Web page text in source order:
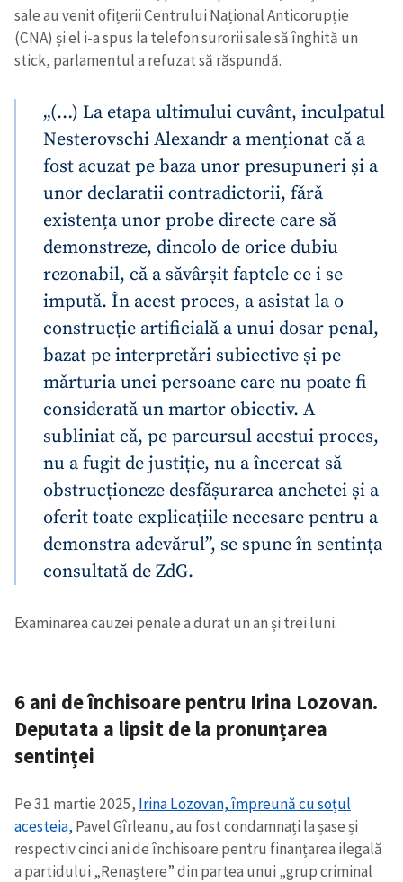
sale au venit ofițerii Centrului Național Anticorupție
(CNA) și el i-a spus la telefon surorii sale să înghită un
stick, parlamentul a refuzat să răspundă.
„(…) La etapa ultimului cuvânt, inculpatul
Nesterovschi Alexandr a menționat că a
fost acuzat pe baza unor presupuneri și a
unor declaratii contradictorii, fǎrǎ
existența unor probe directe care să
demonstreze, dincolo de orice dubiu
rezonabil, că a săvârșit faptele ce i se
impută. În acest proces, a asistat la o
construcție artificială a unui dosar penal,
bazat pe interpretǎri subiective și pe
mǎrturia unei persoane care nu poate fi
considerată un martor obiectiv. A
subliniat că, pe parcursul acestui proces,
nu a fugit de justiție, nu a încercat să
obstrucționeze desfășurarea anchetei și a
oferit toate explicațiile necesare pentru a
demonstra adevărul”, se spune în sentința
consultată de ZdG.
Examinarea cauzei penale a durat un an și trei luni.
6 ani de închisoare pentru Irina Lozovan.
Deputata a lipsit de la pronunțarea
sentinței
Pe 31 martie 2025, Irina Lozovan, împreună cu soțul
acesteia,Pavel Gîrleanu, au fost condamnați la șase și
respectiv cinci ani de închisoare pentru finanțarea ilegală
a partidului „Renaștere” din partea unui „grup criminal